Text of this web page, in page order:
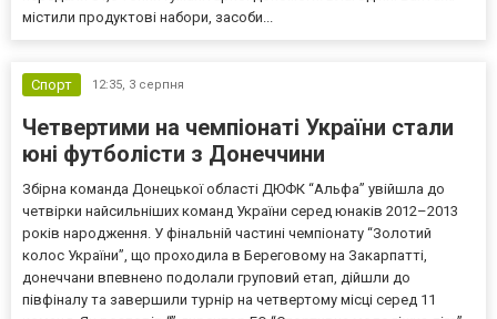
містили продуктові набори, засоби...
Спорт 12:35, 3 серпня
Четвертими на чемпіонаті України стали
юні футболісти з Донеччини
Збірна команда Донецької області ДЮФК “Альфа” увійшла до
четвірки найсильніших команд України серед юнаків 2012–2013
років народження. У фінальній частині чемпіонату “Золотий
колос України”, що проходила в Береговому на Закарпатті,
донеччани впевнено подолали груповий етап, дійшли до
півфіналу та завершили турнір на четвертому місці серед 11